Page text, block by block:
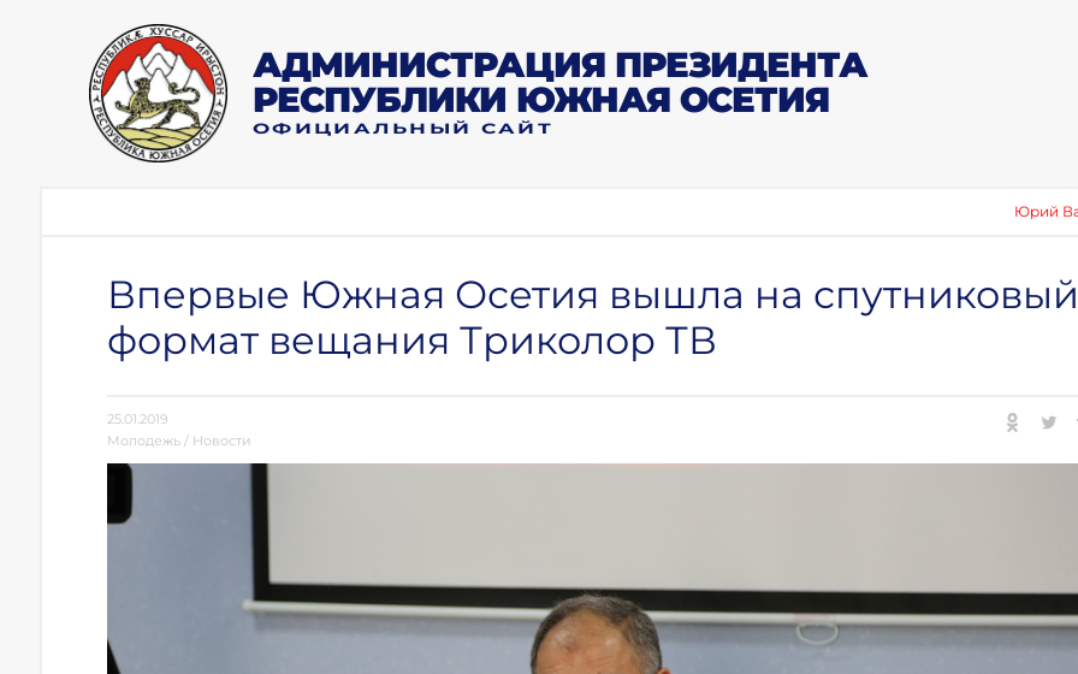
АДМИНИСТРАЦИЯ ПРЕЗИДЕНТА
РЕСПУБЛИКИ ЮЖНАЯ ОСЕТИЯ
ОФИЦИАЛЬНЫЙ САЙТ
Юрий Вазагов:
Впервые Южная Осетия вышла на спутниковый
формат вещания Триколор ТВ
25.01.2019
Молодежь/ Новости